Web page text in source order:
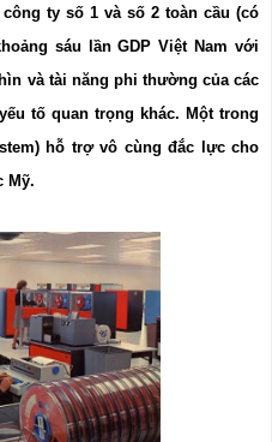
ty số 1 và số 2 toàn cầu (có
sáu lần GDP Việt Nam với
và tài năng phi thường của các
tố quan trọng khác. Một trong
hỗ trợ vô cùng đắc lực cho
Mỹ.